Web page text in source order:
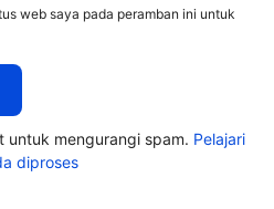
web saya pada peramban ini untuk
untuk mengurangi spam. Pelajari
diproses